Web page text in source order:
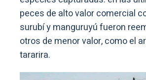
peces de alto valor comercial
surubí y manguruyú fueron
otros de menor valor, como el
tararira.